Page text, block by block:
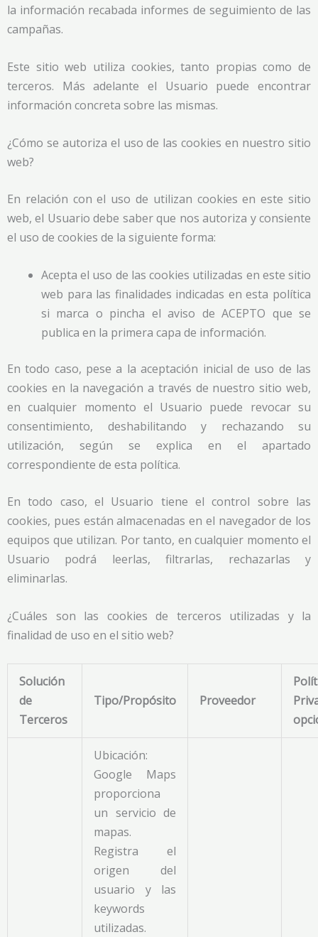
la información recabada informes de seguimiento de las
campañas.
Este sitio web utiliza cookies, tanto propias como de
terceros. Más adelante el Usuario puede encontrar
información concreta sobre las mismas.
¿Cómo se autoriza el uso de las cookies en nuestro sitio
web?
En relación con el uso de utilizan cookies en este sitio
web, el Usuario debe saber que nos autoriza y consiente
el uso de cookies de la siguiente forma:
Acepta el uso de las cookies utilizadas en este sitio
web para las finalidades indicadas en esta política
si marca o pincha el aviso de ACEPTO que se
publica en la primera capa de información.
En todo caso, pese a la aceptación inicial de uso de las
cookies en la navegación a través de nuestro sitio web,
en cualquier momento el Usuario puede revocar su
consentimiento, deshabilitando y rechazando su
utilización, según se explica en el apartado
correspondiente de esta política.
En todo caso, el Usuario tiene el control sobre las
cookies, pues están almacenadas en el navegador de los
equipos que utilizan. Por tanto, en cualquier momento el
Usuario podrá leerlas, filtrarlas, rechazarlas y
eliminarlas.
¿Cuáles son las cookies de terceros utilizadas y la
finalidad de uso en el sitio web?
Solución
de
Terceros
Tipo/Propósito Proveedor
Ubicación:
Google Maps
proporciona
un servicio de
mapas.
Registra el
origen del
usuario y las
keywords
utilizadas.